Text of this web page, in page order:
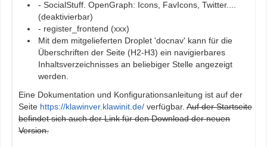
- SocialStuff. OpenGraph: Icons, FavIcons, Twitter....
(deaktivierbar)
- register_frontend (xxx)
Mit dem mitgelieferten Droplet 'docnav' kann für die
Überschriften der Seite (H2-H3) ein navigierbares
Inhaltsverzeichnisses an beliebiger Stelle angezeigt
werden.
Eine Dokumentation und Konfigurationsanleitung ist auf der
Seite https://klawinver.klawinit.de/ verfügbar. Auf der Startseite
befindet sich auch der Link für den Download der neuen
Version.